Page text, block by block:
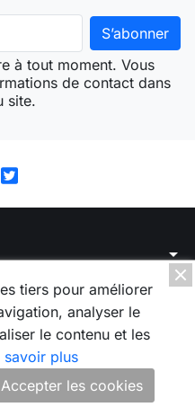
à tout moment. Vous
de contact dans
site.
arrow_drop_down
arrow_drop_down
par PrestaShop™
tiers pour améliorer
analyser le
le contenu et les
savoir plus
Accepter les cookies